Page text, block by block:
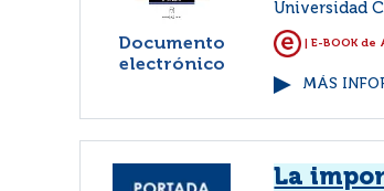
Documento
electrónico
Universidad
| E-BOOK de
MÁS
La